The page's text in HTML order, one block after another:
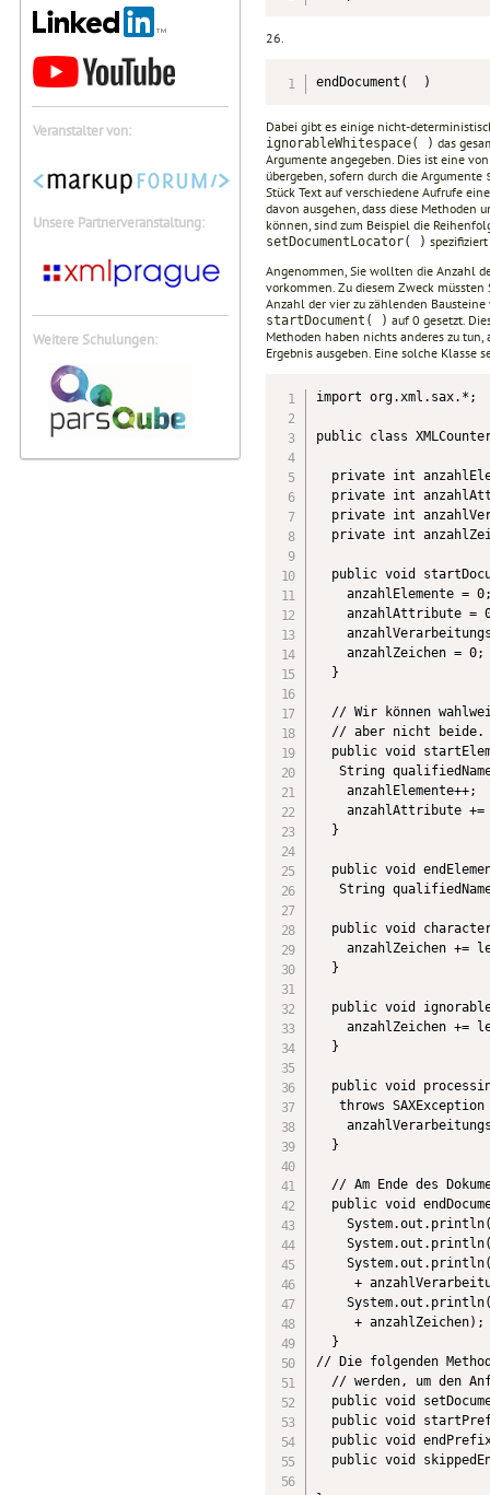
Veranstalter von:
Unsere Partnerveranstaltung:
Weitere Schulungen:
26.
endDocument(  )
Dabei gibt es einige nicht-
ignorableWhitespace( ) das
Argumente angegeben. Dies ist eine
übergeben, sofern durch die Argumente
Stück Text auf verschiedene Aufrufe
davon ausgehen, dass diese Methoden
können, sind zum Beispiel die
setDocumentLocator( )
Angenommen, Sie wollten die Anzahl
vorkommen. Zu diesem Zweck
Anzahl der vier zu zählenden
startDocument( ) auf 0 gesetzt.
Methoden haben nichts anderes zu
Ergebnis ausgeben. Eine solche Klasse
import org.xml.sax.*;
public class
private int
private int
private int
private int
public void
anzahlElemente =
anzahlAttribute =
    anzahlZeichen = 0;
  }
// Wir können
// aber nicht
public void
String
    anzahlElemente++;
anzahlAttribute +=
  }
public void
String
public void
anzahlZeichen +=
  }
public void
anzahlZeichen +=
  }
public void
throws SAXException
  }
// Am Ende des
public void
+
     + anzahlZeichen);
  }
// Die folgenden
// werden, um den
public void
public void
public void
public void